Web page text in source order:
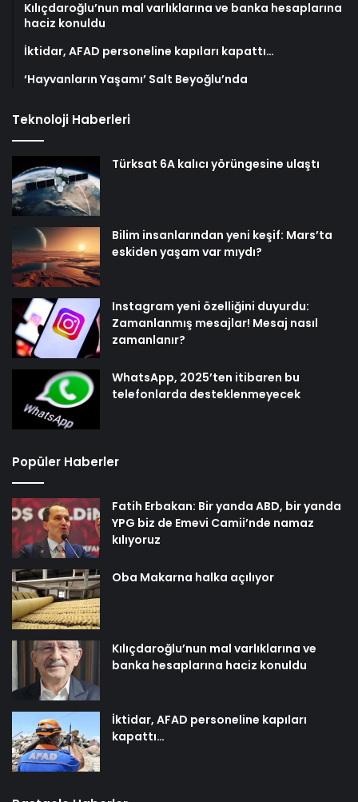
Kılıçdaroğlu’nun mal varlıklarına ve banka hesaplarına
haciz konuldu
İktidar, AFAD personeline kapıları kapattı…
‘Hayvanların Yaşamı’ Salt Beyoğlu’nda
Teknoloji Haberleri
Türksat 6A kalıcı yörüngesine ulaştı
Bilim insanlarından yeni keşif: Mars’ta
eskiden yaşam var mıydı?
Instagram yeni özelliğini duyurdu:
Zamanlanmış mesajlar! Mesaj nasıl
zamanlanır?
WhatsApp, 2025’ten itibaren bu
telefonlarda desteklenmeyecek
Popüler Haberler
Fatih Erbakan: Bir yanda ABD, bir yanda
YPG biz de Emevi Camii’nde namaz
kılıyoruz
Oba Makarna halka açılıyor
Kılıçdaroğlu’nun mal varlıklarına ve
banka hesaplarına haciz konuldu
İktidar, AFAD personeline kapıları
kapattı…